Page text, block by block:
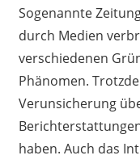
Sogenannte
durch Medien
verschiedenen
Phänomen.
Verunsicherung
haben. Auch das